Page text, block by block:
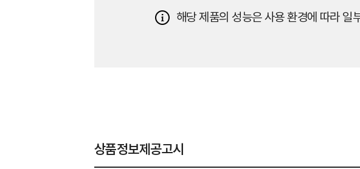
해당 제품의 성능은 사용 환경에 따라 일
상품정보제공고시